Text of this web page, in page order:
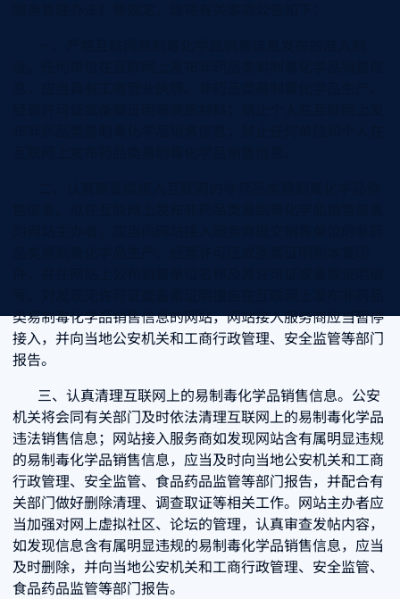
类易制毒化学品销售信息的网站，网站接入服务商应当暂停
接入，并向当地公安机关和工商行政管理、安全监管等部门
报告。
三、认真清理互联网上的易制毒化学品销售信息。公安
机关将会同有关部门及时依法清理互联网上的易制毒化学品
违法销售信息；网站接入服务商如发现网站含有属明显违规
的易制毒化学品销售信息，应当及时向当地公安机关和工商
行政管理、安全监管、食品药品监管等部门报告，并配合有
关部门做好删除清理、调查取证等相关工作。网站主办者应
当加强对网上虚拟社区、论坛的管理，认真审查发帖内容，
如发现信息含有属明显违规的易制毒化学品销售信息，应当
及时删除，并向当地公安机关和工商行政管理、安全监管、
食品药品监管等部门报告。